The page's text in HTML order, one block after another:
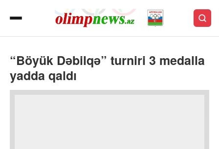
“Böyük Dəbilqə” turniri 3 medalla
yadda qaldı